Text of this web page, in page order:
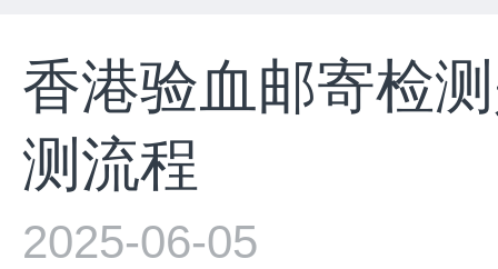
香港验血邮寄检
测流程
2025-06-05